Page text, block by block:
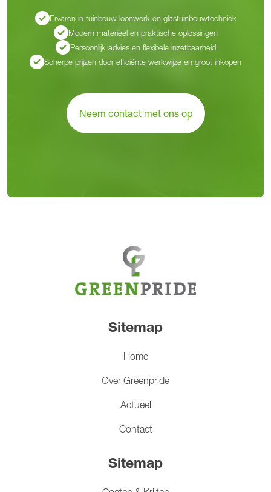
Ervaren in tuinbouw loonwerk en glastuinbouwtechniek
Modern materieel en praktische oplossingen
Persoonlijk advies en flexibele inzetbaarheid
Scherpe prijzen door efficiënte werkwijze en groot inkopen
Neem contact met ons op
Sitemap
Home
Over Greenpride
Actueel
Contact
Sitemap